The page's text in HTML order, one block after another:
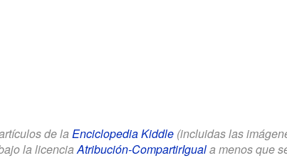
de la Enciclopedia Kiddle(incluidas las
la licenciaAtribución-CompartirIguala menos que